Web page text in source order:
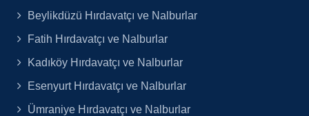
Beylikdüzü Hırdavatçı ve Nalburlar
Fatih Hırdavatçı ve Nalburlar
Kadıköy Hırdavatçı ve Nalburlar
Esenyurt Hırdavatçı ve Nalburlar
Ümraniye Hırdavatçı ve Nalburlar